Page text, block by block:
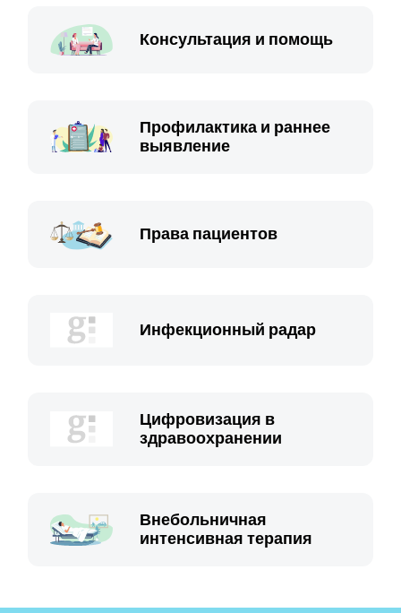
Консультация и помощь
Профилактика и раннее
выявление
Права пациентов
Инфекционный радар
Цифровизация в
здравоохранении
Внебольничная
интенсивная терапия